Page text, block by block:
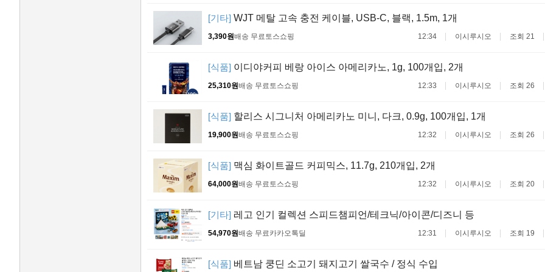
[기타] WJT 메탈 고속 충전 케이블, USB-C, 블랙, 1.5m, 1개
3,390원배송 무료토스쇼핑 12:34 이시루시오 조회 21
[식품] 이디야커피 베랑 아이스 아메리카노, 1g, 100개입, 2개
25,310원배송 무료토스쇼핑 12:33 이시루시오 조회 26
[식품] 할리스 시그니처 아메리카노 미니, 다크, 0.9g, 100개입, 1개
19,900원배송 무료토스쇼핑 12:32 이시루시오 조회 26
[식품] 맥심 화이트골드 커피믹스, 11.7g, 210개입, 2개
64,000원배송 무료토스쇼핑 12:32 이시루시오 조회 20
[기타] 레고 인기 컬렉션 스피드챔피언/테크닉/아이콘/디즈니 등
54,970원배송 무료카카오톡딜 12:31 이시루시오 조회 19
[식품] 베트남 쿵딘 소고기 돼지고기 쌀국수 / 정식 수입